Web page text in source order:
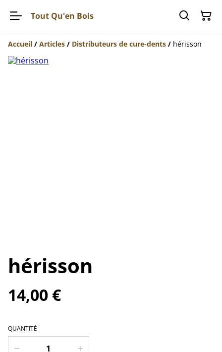
Tout Qu'en Bois
Accueil / Articles / Distributeurs de cure-dents / hérisson
hérisson
14,00 €
QUANTITÉ